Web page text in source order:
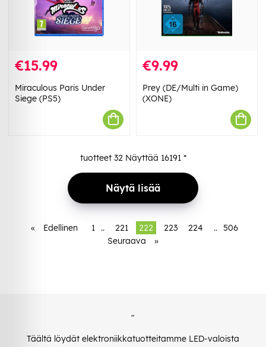
€15.99
Miraculous Paris Under
Siege (PS5)
€9.99
Prey (DE/Multi in Game)
(XONE)
tuotteet 32Näyttää 16191*
Näytä lisää
« Edellinen 1 .. 221 222 223 224 .. 506
Seuraava
»
"
Täältä löydät elektroniikkatuotteitamme LED-valoista